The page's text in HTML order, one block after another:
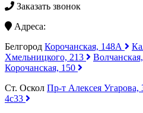
Заказать звонок
Адреса:
Белгород Корочанская, 148А
Хмельницкого, 213
Корочанская, 150
Ст. Оскол Пр-т Алексея Угарова,
4с33